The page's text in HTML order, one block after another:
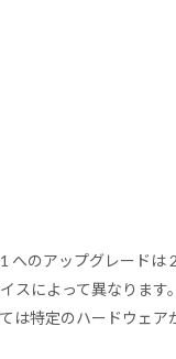
へのアップグレードは
スによって異なります。
は特定のハードウェア